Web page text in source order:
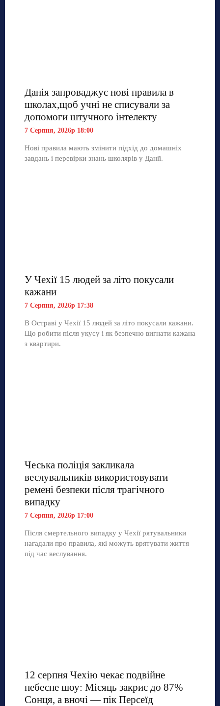
Данія запроваджує нові правила в
школах,щоб учні не списували за
допомоги штучного інтелекту
7 Серпня, 2026р 18:00
Нові правила мають змінити підхід до домашніх
завдань і перевірки знань школярів у Данії.
У Чехії 15 людей за літо покусали
кажани
7 Серпня, 2026р 17:38
В Остраві у Чехії 15 людей за літо покусали кажани.
Що робити після укусу і як безпечно вигнати кажана
з квартири.
Чеська поліція закликала
веслувальників використовувати
ремені безпеки після трагічного
випадку
7 Серпня, 2026р 17:00
Після смертельного випадку у Чехії рятувальники
нагадали про правила, які можуть врятувати життя
під час веслування.
12 серпня Чехію чекає подвійне
небесне шоу: Місяць закриє до 87%
Сонця, а вночі — пік Персеїд